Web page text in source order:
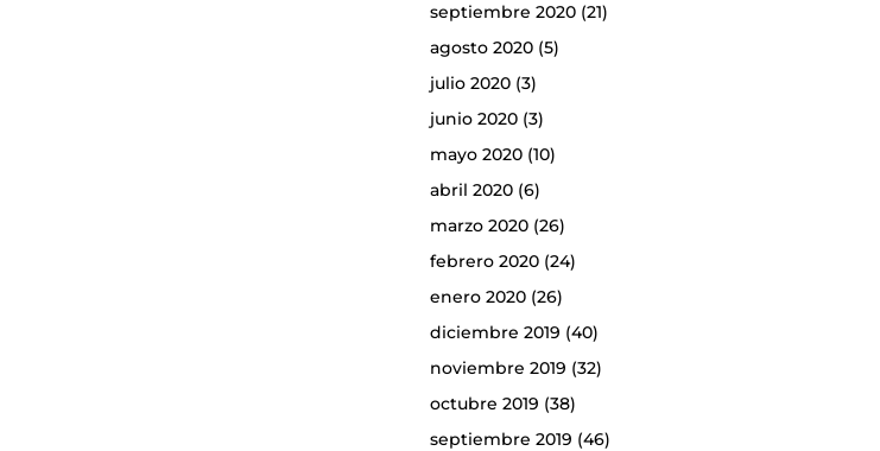
septiembre 2020(21)
agosto 2020(5)
julio 2020(3)
junio 2020(3)
mayo 2020(10)
abril 2020(6)
marzo 2020(26)
febrero 2020(24)
enero 2020(26)
diciembre 2019 (40)
noviembre 2019 (32)
octubre 2019 (38)
septiembre 2019 (46)